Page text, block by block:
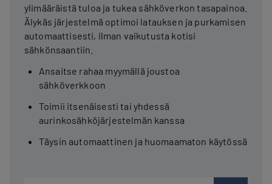
ylimääräistä tuloa ja tukea sähköverkon tasapainoa.
Älykäs järjestelmä optimoi latauksen ja purkamisen
automaattisesti, ilman vaikutusta kotisi
sähkönsaantiin.
Ansaitse rahaa myymällä joustoa
sähköverkkoon
Toimii itsenäisesti tai yhdessä
aurinkosähköjärjestelmän kanssa
Täysin automaattinen ja huomaamaton käytössä